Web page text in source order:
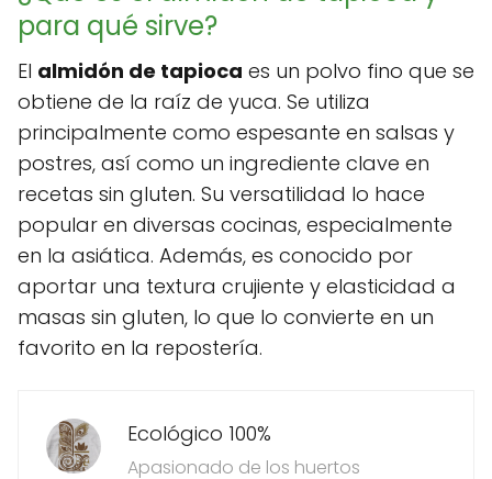
para qué sirve?
El almidón de tapioca es un polvo fino que se
obtiene de la raíz de yuca. Se utiliza
principalmente como espesante en salsas y
postres, así como un ingrediente clave en
recetas sin gluten. Su versatilidad lo hace
popular en diversas cocinas, especialmente
en la asiática. Además, es conocido por
aportar una textura crujiente y elasticidad a
masas sin gluten, lo que lo convierte en un
favorito en la repostería.
Ecológico 100%
Apasionado de los huertos